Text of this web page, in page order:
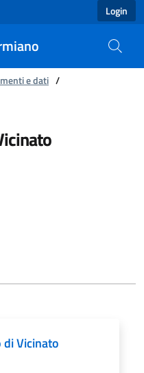
Login
e dati /
- Comune di
Vicinato